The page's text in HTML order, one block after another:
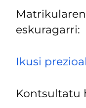
eskuragarri:
Ikusi
Kontsultatu